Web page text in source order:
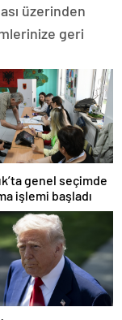
üzerinden
geri
genel seçimde
işlemi başladı